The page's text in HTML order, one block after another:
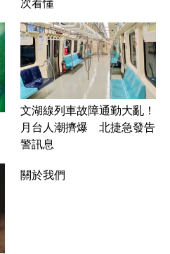
次看懂
文湖線列車故障通勤大亂！
月台人潮擠爆 北捷急發告
警訊息
關於我們